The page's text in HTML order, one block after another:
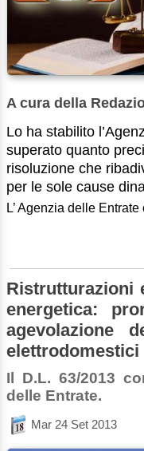
A cura della
Lo ha stabilito
superato quanto
risoluzione che
per le sole cause
L’ Agenzia delle
Ristrutturazioni
energetica:
agevolazione
elettrodomestici
Il D.L. 63/2013
delle Entrate.
Mar 24 Set 2013